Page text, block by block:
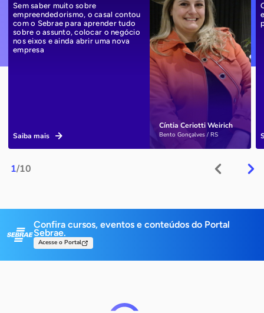
1/10
Cíntia Ceriotti Weirich
Bento Gonçalves / RS
Sem saber muito sobre
empreendedorismo, o casal contou
com o Sebrae para aprender tudo
sobre o assunto, colocar o negócio
nos eixos e ainda abrir uma nova
empresa
Saiba mais
Confira cursos, eventos e conteúdos do Portal
Sebrae.
Acesse o Portal